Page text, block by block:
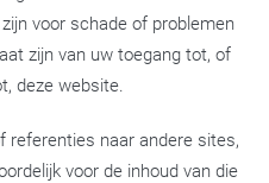
voor schade of problemen
zijn van uw toegang tot, of
deze website.
referenties naar andere sites,
voor de inhoud van die